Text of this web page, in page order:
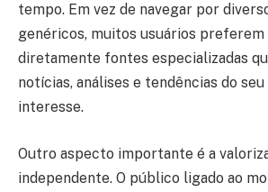
tempo. Em vez de navegar por
genéricos, muitos usuários preferem
diretamente fontes especializadas
notícias, análises e tendências do
interesse.
Outro aspecto importante é a
independente. O público ligado ao